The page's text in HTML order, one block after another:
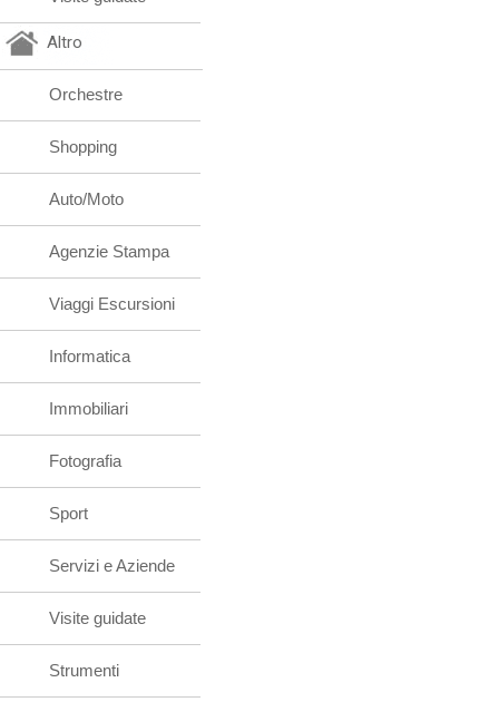
Altro
Orchestre
Shopping
Auto/Moto
Agenzie Stampa
Viaggi Escursioni
Informatica
Immobiliari
Fotografia
Sport
Servizi e Aziende
Visite guidate
Strumenti